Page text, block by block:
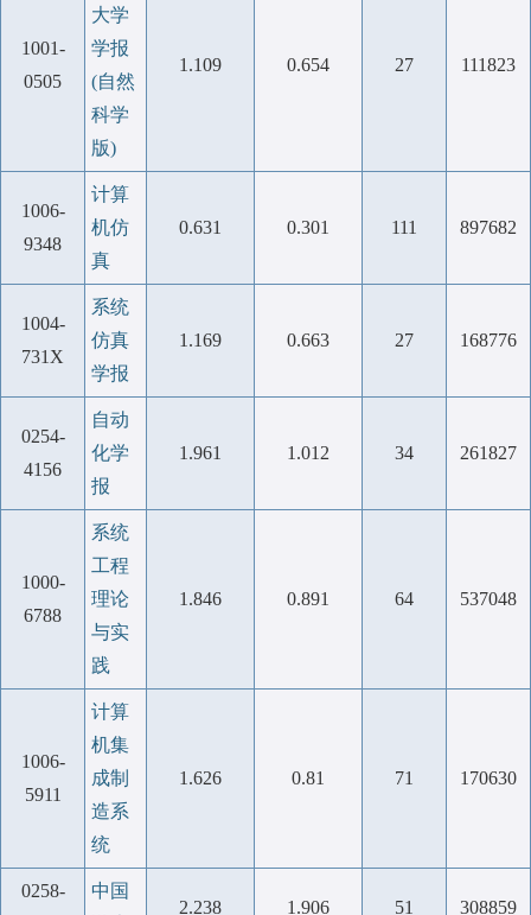
1001-
0505
大学
学报
(自然
科学
版)
1.109 0.654 27 111823
1006-
9348
计算
机仿
真
0.631 0.301 111 897682
1004-
731X
系统
仿真
学报
1.169 0.663 27 168776
0254-
4156
自动
化学
报
1.961 1.012 34 261827
1000-
6788
系统
工程
理论
与实
践
1.846 0.891 64 537048
1006-
5911
计算
机集
成制
造系
统
1.626 0.81 71 170630
0258-
中国
2.238 1.906 51 308859